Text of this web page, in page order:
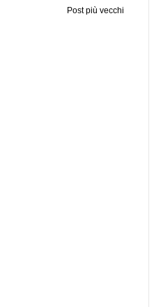
Post più vecchi